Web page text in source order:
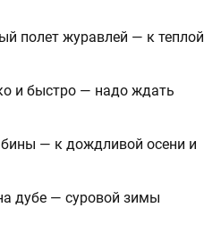
полет журавлей — к теплой
и быстро — надо ждать
— к дождливой осени и
дубе — суровой зимы